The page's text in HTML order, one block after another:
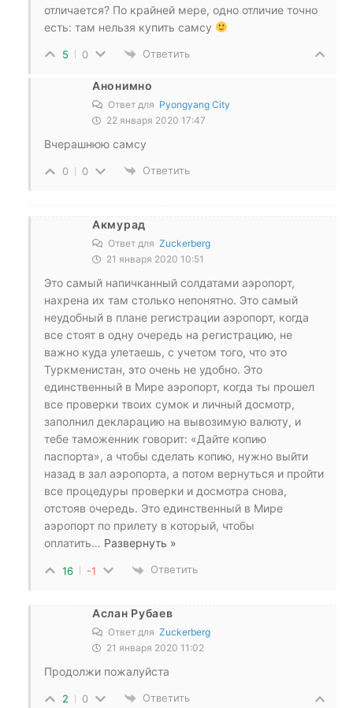
отличается? По крайней мере, одно отличие точно
есть: там нельзя купить самсу
5 0 Ответить
Анонимно
Ответ для Pyongyang City
22 января 2020 17:47
Вчерашнюю самсу
0 0 Ответить
Акмурад
Ответ для Zuckerberg
21 января 2020 10:51
Это самый напичканный солдатами аэропорт,
нахрена их там столько непонятно. Это самый
неудобный в плане регистрации аэропорт, когда
все стоят в одну очередь на регистрацию, не
важно куда улетаешь, с учетом того, что это
Туркменистан, это очень не удобно. Это
единственный в Мире аэропорт, когда ты прошел
все проверки твоих сумок и личный досмотр,
заполнил декларацию на вывозимую валюту, и
тебе таможенник говорит: «Дайте копию
паспорта», а чтобы сделать копию, нужно выйти
назад в зал аэропорта, а потом вернуться и пройти
все процедуры проверки и досмотра снова,
отстояв очередь. Это единственный в Мире
аэропорт по прилету в который, чтобы
оплатить… Развернуть »
16 -1 Ответить
Аслан Рубаев
Ответ для Zuckerberg
21 января 2020 11:02
Продолжи пожалуйста
2 0 Ответить